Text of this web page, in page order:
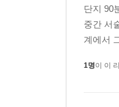
단지 90
중간 서
계에서
1명이 이